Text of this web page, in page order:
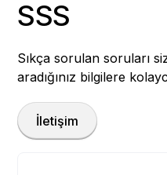
SSS
Sıkça sorulan soruları
aradığınız bilgilere
İletişim